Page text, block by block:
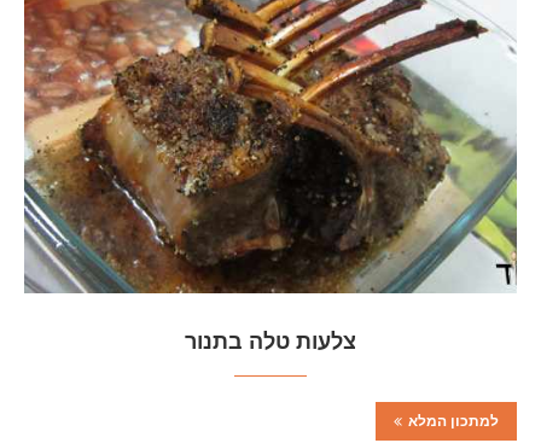
צלעות טלה בתנור
למתכון המלא